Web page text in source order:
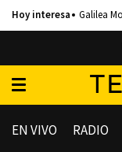
Galilea
EN VIVO RADIO